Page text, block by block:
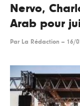
Nervo,
Arab pour
Par La Rédaction -- 16/